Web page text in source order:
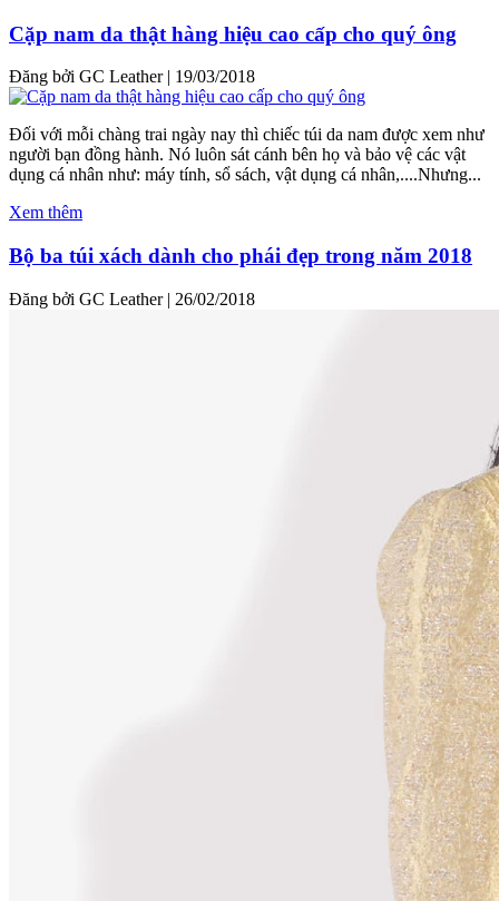
Cặp nam da thật hàng hiệu cao cấp cho quý ông
Đăng bởi GC Leather | 19/03/2018
Đối với mỗi chàng trai ngày nay thì chiếc túi da nam được xem như
người bạn đồng hành. Nó luôn sát cánh bên họ và bảo vệ các vật
dụng cá nhân như: máy tính, sổ sách, vật dụng cá nhân,....Nhưng...
Xem thêm
Bộ ba túi xách dành cho phái đẹp trong năm 2018
Đăng bởi GC Leather | 26/02/2018